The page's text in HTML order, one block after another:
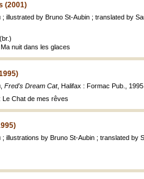
(2001)
illustrated by Bruno St-Aubin ; translated by
nuit dans les glaces
Fred's Dream Cat, Halifax : Formac Pub., 1995
Chat de mes rêves
illustrations by Bruno St-Aubin ; translated by